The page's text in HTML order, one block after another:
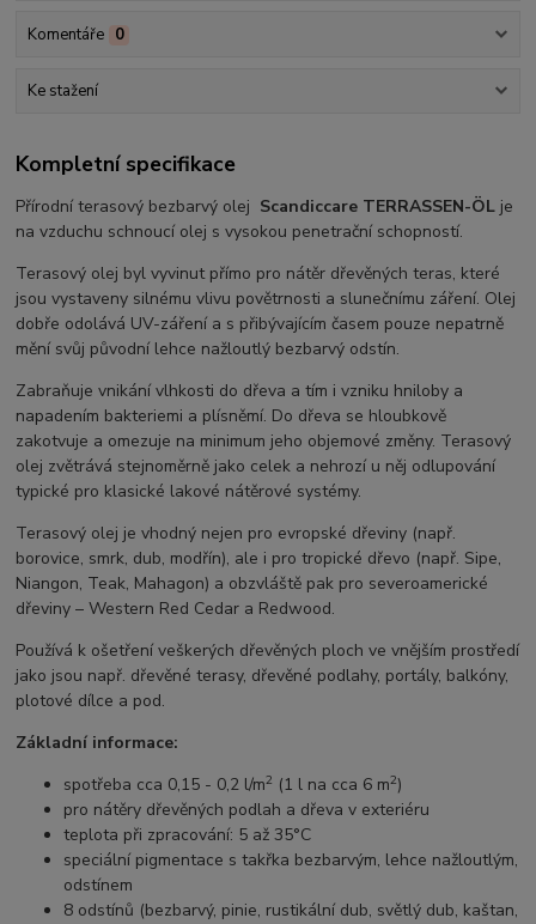
Komentáře 0
Ke stažení
Kompletní specifikace
Přírodní terasový bezbarvý olej Scandiccare TERRASSEN-ÖL je
na vzduchu schnoucí olej s vysokou penetrační schopností.
Terasový olej byl vyvinut přímo pro nátěr dřevěných teras, které
jsou vystaveny silnému vlivu povětrnosti a slunečnímu záření. Olej
dobře odolává UV-záření a s přibývajícím časem pouze nepatrně
mění svůj původní lehce nažloutlý bezbarvý odstín.
Zabraňuje vnikání vlhkosti do dřeva a tím i vzniku hniloby a
napadením bakteriemi a plísněmí. Do dřeva se hloubkově
zakotvuje a omezuje na minimum jeho objemové změny. Terasový
olej zvětrává stejnoměrně jako celek a nehrozí u něj odlupování
typické pro klasické lakové nátěrové systémy.
Terasový olej je vhodný nejen pro evropské dřeviny (např.
borovice, smrk, dub, modřín), ale i pro tropické dřevo (např. Sipe,
Niangon, Teak, Mahagon) a obzvláště pak pro severoamerické
dřeviny – Western Red Cedar a Redwood.
Používá k ošetření veškerých dřevěných ploch ve vnějším prostředí
jako jsou např. dřevěné terasy, dřevěné podlahy, portály, balkóny,
plotové dílce a pod.
Základní informace:
spotřeba cca 0,15 - 0,2 l/m2 (1 l na cca 6 m2)
pro nátěry dřevěných podlah a dřeva v exteriéru
teplota při zpracování: 5 až 35°C
speciální pigmentace s takřka bezbarvým, lehce nažloutlým,
odstínem
8 odstínů (bezbarvý, pinie, rustikální dub, světlý dub, kaštan,